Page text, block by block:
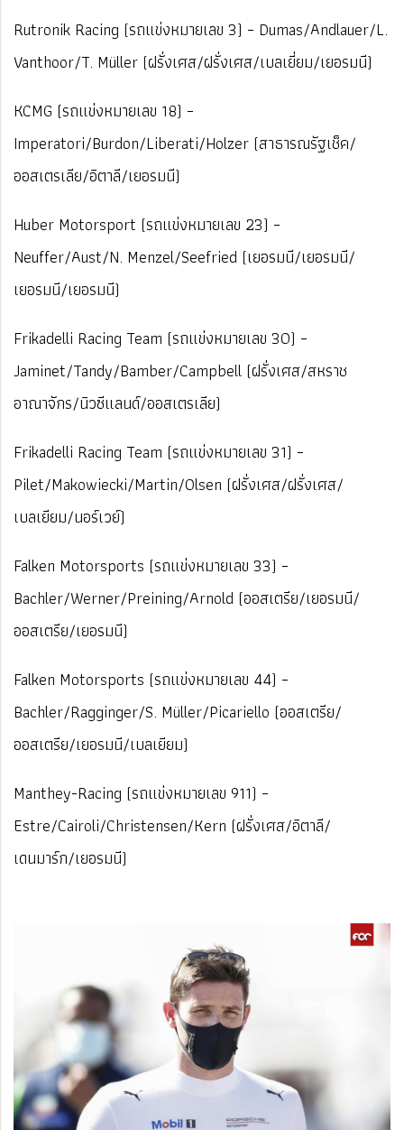
Rutronik Racing (รถแข่งหมายเลข 3) – Dumas/Andlauer/L.
Vanthoor/T. Müller (ฝรั่งเศส/ฝรั่งเศส/เบลเยี่ยม/เยอรมนี)
KCMG (รถแข่งหมายเลข 18) –
Imperatori/Burdon/Liberati/Holzer (สาธารณรัฐเช็ค/
ออสเตรเลีย/อิตาลี/เยอรมนี)
Huber Motorsport (รถแข่งหมายเลข 23) –
Neuffer/Aust/N. Menzel/Seefried (เยอรมนี/เยอรมนี/
เยอรมนี/เยอรมนี)
Frikadelli Racing Team (รถแข่งหมายเลข 30) –
Jaminet/Tandy/Bamber/Campbell (ฝรั่งเศส/สหราช
อาณาจักร/นิวซีแลนด์/ออสเตรเลีย)
Frikadelli Racing Team (รถแข่งหมายเลข 31) –
Pilet/Makowiecki/Martin/Olsen (ฝรั่งเศส/ฝรั่งเศส/
เบลเยียม/นอร์เวย์)
Falken Motorsports (รถแข่งหมายเลข 33) –
Bachler/Werner/Preining/Arnold (ออสเตรีย/เยอรมนี/
ออสเตรีย/เยอรมนี)
Falken Motorsports (รถแข่งหมายเลข 44) –
Bachler/Ragginger/S. Müller/Picariello (ออสเตรีย/
ออสเตรีย/เยอรมนี/เบลเยียม)
Manthey-Racing (รถแข่งหมายเลข 911) –
Estre/Cairoli/Christensen/Kern (ฝรั่งเศส/อิตาลี/
เดนมาร์ก/เยอรมนี)